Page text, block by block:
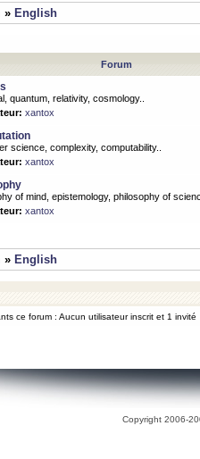
» English
Forum
quantum, relativity, cosmology..
xantox
science, complexity, computability..
xantox
of mind, epistemology, philosophy of
xantox
» English
ce forum : Aucun utilisateur inscrit et 1 invité
Copyright 2006-